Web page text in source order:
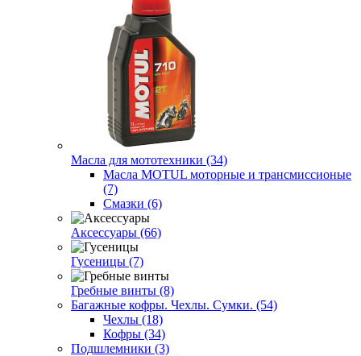
Масла для мототехники (34)
Масла MOTUL моторные и трансмиссионые
(7)
Смазки (6)
Аксессуары (66)
Гусеницы (7)
Гребные винты (8)
Багажные кофры. Чехлы. Сумки. (54)
Чехлы (18)
Кофры (34)
Подшлемники (3)